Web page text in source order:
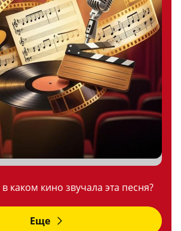
каком кино звучала эта песня?
Еще